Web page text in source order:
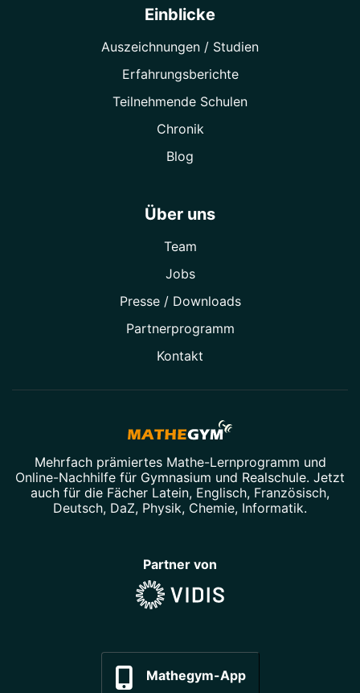
Einblicke
Auszeichnungen / Studien
Erfahrungsberichte
Teilnehmende Schulen
Chronik
Blog
Über uns
Team
Jobs
Presse / Downloads
Partner­programm
Kontakt
Mehrfach prämiertes Mathe-Lernprogramm und
Online-Nachhilfe für Gymnasium und Realschule. Jetzt
auch für die Fächer Latein, Englisch, Französisch,
Deutsch, DaZ, Physik, Chemie, Informatik.
Partner von
Mathegym-App